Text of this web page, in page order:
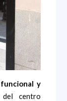
y
del centro